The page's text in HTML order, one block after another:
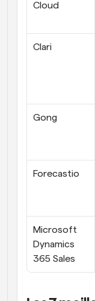
Cloud
Clari
Gong
Forecastio
Microsoft
Dynamics
365 Sales